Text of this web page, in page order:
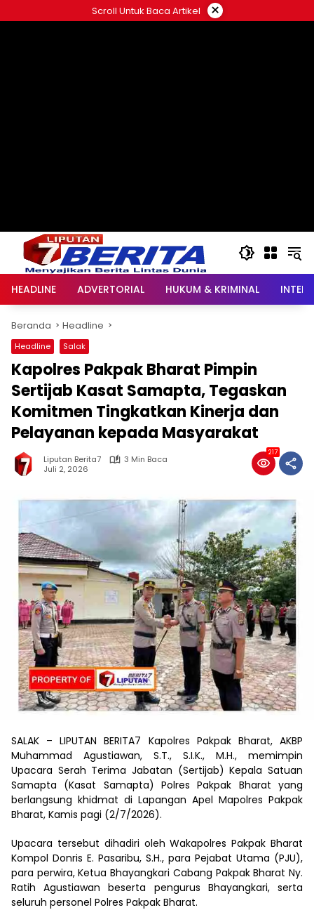
ke
Scroll Untuk Baca Artikel ×
HEADLINE ADVERTORIAL HUKUM & KRIMINAL
Beranda Headline
Headline Salak
Kapolres Pakpak Bharat Pimpin
Sertijab Kasat Samapta, Tegaskan
Komitmen Tingkatkan Kinerja dan
Pelayanan kepada Masyarakat
Liputan Berita7
3 Min Baca
Juli 2, 2026
217
SALAK – LIPUTAN BERITA7 Kapolres Pakpak Bharat, AKBP
Muhammad Agustiawan, S.T., S.I.K., M.H., memimpin
Upacara Serah Terima Jabatan (Sertijab) Kepala Satuan
Samapta (Kasat Samapta) Polres Pakpak Bharat yang
berlangsung khidmat di Lapangan Apel Mapolres Pakpak
Bharat, Kamis pagi (2/7/2026).
Upacara tersebut dihadiri oleh Wakapolres Pakpak Bharat
Kompol Donris E. Pasaribu, S.H., para Pejabat Utama (PJU),
para perwira, Ketua Bhayangkari Cabang Pakpak Bharat Ny.
Ratih Agustiawan beserta pengurus Bhayangkari, serta
seluruh personel Polres Pakpak Bharat.